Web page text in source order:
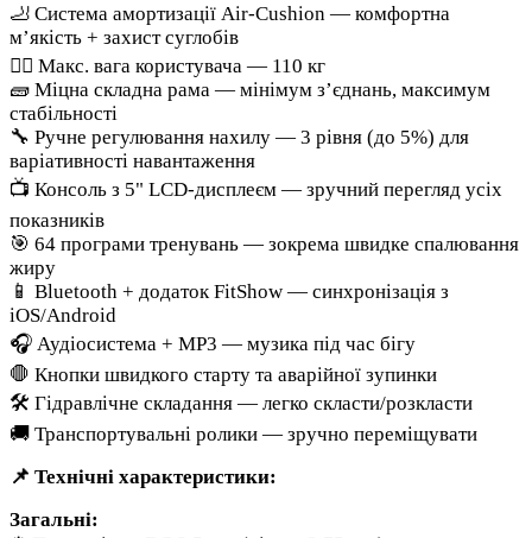
🦶 Система амортизації Air-Cushion — комфортна
м’якість + захист суглобів
🏋️‍♂️ Макс. вага користувача — 110 кг
🧱 Міцна складна рама — мінімум з’єднань, максимум
стабільності
🔧 Ручне регулювання нахилу — 3 рівня (до 5%) для
варіативності навантаження
📺 Консоль з 5" LCD-дисплеєм — зручний перегляд усіх
показників
🎯 64 програми тренувань — зокрема швидке спалювання
жиру
📱 Bluetooth + додаток FitShow — синхронізація з
iOS/Android
🎧 Аудіосистема + MP3 — музика під час бігу
🛑 Кнопки швидкого старту та аварійної зупинки
🛠️ Гідравлічне складання — легко скласти/розкласти
🚚 Транспортувальні ролики — зручно переміщувати
📌 Технічні характеристики:
Загальні: